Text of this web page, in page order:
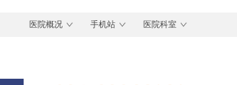
医院概况 手机站 医院科室